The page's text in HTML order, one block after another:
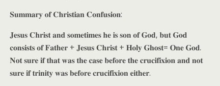
𝐒𝐮𝐦𝐦𝐚𝐫𝐲 𝐨𝐟 𝐂𝐡𝐫𝐢𝐬𝐭𝐢𝐚𝐧 𝐂𝐨𝐧𝐟𝐮𝐬𝐢𝐨𝐧:
𝐉𝐞𝐬𝐮𝐬 𝐂𝐡𝐫𝐢𝐬𝐭 𝐚𝐧𝐝 𝐬𝐨𝐦𝐞𝐭𝐢𝐦𝐞𝐬 𝐡𝐞 𝐢𝐬 𝐬𝐨𝐧 𝐨𝐟 𝐆𝐨𝐝, 𝐛𝐮𝐭 𝐆𝐨𝐝
𝐜𝐨𝐧𝐬𝐢𝐬𝐭𝐬 𝐨𝐟 𝐅𝐚𝐭𝐡𝐞𝐫 + 𝐉𝐞𝐬𝐮𝐬 𝐂𝐡𝐫𝐢𝐬𝐭 + 𝐇𝐨𝐥𝐲 𝐆𝐡𝐨𝐬𝐭= 𝐎𝐧𝐞 𝐆𝐨𝐝.
𝐍𝐨𝐭 𝐬𝐮𝐫𝐞 𝐢𝐟 𝐭𝐡𝐚𝐭 𝐰𝐚𝐬 𝐭𝐡𝐞 𝐜𝐚𝐬𝐞 𝐛𝐞𝐟𝐨𝐫𝐞 𝐭𝐡𝐞 𝐜𝐫𝐮𝐜𝐢𝐟𝐢𝐱𝐢𝐨𝐧 𝐚𝐧𝐝 𝐧𝐨𝐭
𝐬𝐮𝐫𝐞 𝐢𝐟 𝐭𝐫𝐢𝐧𝐢𝐭𝐲 𝐰𝐚𝐬 𝐛𝐞𝐟𝐨𝐫𝐞 𝐜𝐫𝐮𝐜𝐢𝐟𝐢𝐱𝐢𝐨𝐧 𝐞𝐢𝐭𝐡𝐞𝐫.